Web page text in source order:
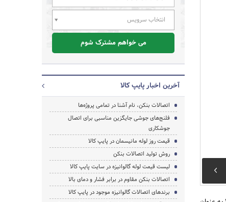
انتخاب سرویس
می خواهم مشترک شوم
آخرین اخبار پایپ کالا
اتصالات بنکن، نام آشنا در تمامی پروژه‌ها
فلنج‌های جوشی جایگزین مناسبی برای اتصال
جوشکاری
قیمت روز لوله مانیسمان در پایپ کالا
روش تولید اتصالات بنکن
لیست قیمت لوله گالوانیزه در سایت پایپ کالا
اتصالات بنکن مقاوم در برابر فشار و دمای بالا
برندهای اتصالات گالوانیزه موجود در پایپ کالا